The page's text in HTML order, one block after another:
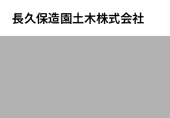
長久保造園土木株式会社
長久保造園土木株式会社